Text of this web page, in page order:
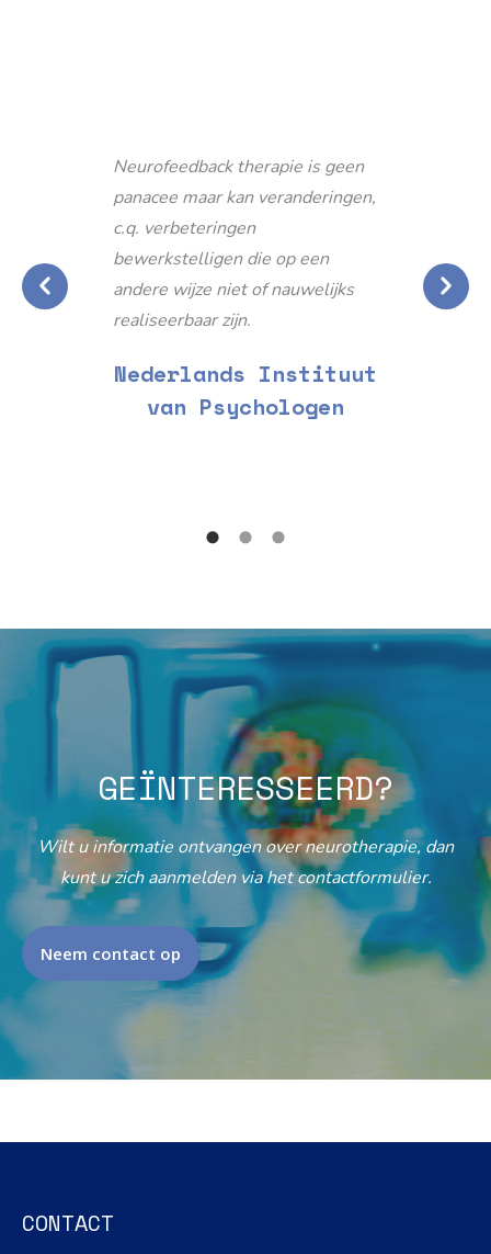
Neurofeedback therapie is geen
panacee maar kan veranderingen,
c.q. verbeteringen
bewerkstelligen die op een
andere wijze niet of nauwelijks
realiseerbaar zijn.
Nederlands Instituut
van Psychologen
GEÏNTERESSEERD?
Wilt u informatie ontvangen over neurotherapie, dan
kunt u zich aanmelden via het contactformulier.
Neem contact op
CONTACT